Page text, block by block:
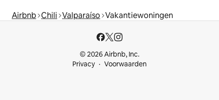
Airbnb Chili Valparaíso Vakantiewoningen
© 2026 Airbnb, Inc.
Privacy
Voorwaarden